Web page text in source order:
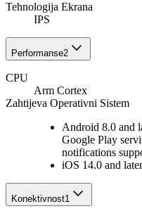
Tehnologija Ekrana
IPS
Performanse2
CPU
Arm Cortex
Zahtijeva Operativni Sistem
Android 8.0 and
Google Play
notifications
iOS 14.0 and later
Konektivnost1